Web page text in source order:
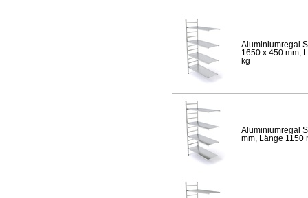
Aluminiumregal
1650 x 450 mm,
kg
Aluminiumregal
mm, Länge 1150